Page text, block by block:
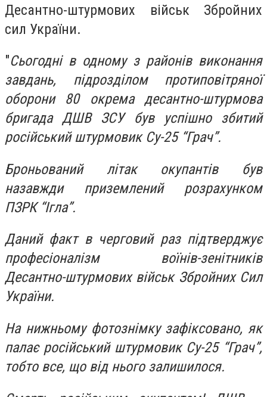
Десантно-штурмових військ Збройних
сил України.
"Сьогодні в одному з районів виконання
завдань, підрозділом протиповітряної
оборони 80 окрема десантно-штурмова
бригада ДШВ ЗСУ був успішно збитий
російський штурмовик Су-25 “Грач”.
Броньований літак окупантів був
назавжди приземлений розрахунком
ПЗРК “Ігла”.
Даний факт в черговий раз підтверджує
професіоналізм воїнів-зенітників
Десантно-штурмових військ Збройних Сил
України.
На нижньому фотознімку зафіксовано, як
палає російський штурмовик Су-25 “Грач”,
тобто все, що від нього залишилося.